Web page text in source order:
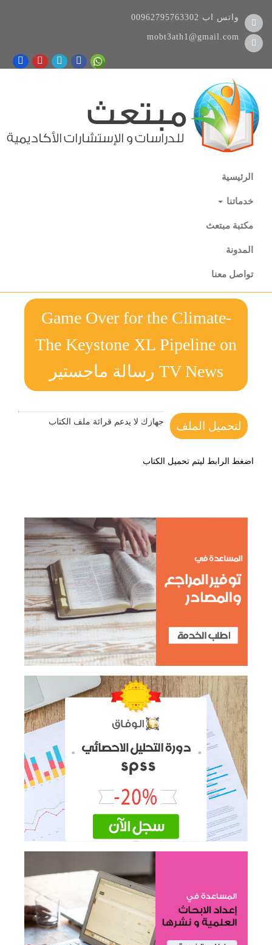
00962795763302 واتس اب
mobt3ath1@gmail.com
الرئيسية
خدماتنا
مكتبة مبتعث
المدونة
تواصل معنا
Game Over for the Climate-
The Keystone XL Pipeline on
TV News رسالة ماجستير
لتحميل الملف جهازك لا يدعم قرائة ملف الكتاب
اضغط الرابط ليتم تحميل الكتاب